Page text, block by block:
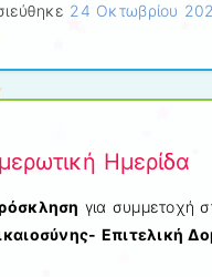
24 Οκτωβρίου
Ημερίδα
για συμμετοχή
Επιτελική